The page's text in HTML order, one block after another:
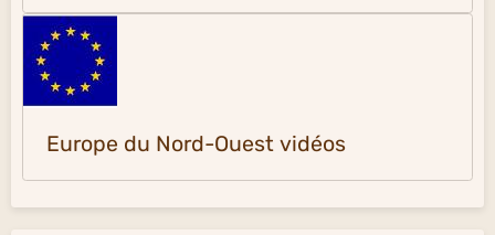
Europe du Nord-Ouest vidéos